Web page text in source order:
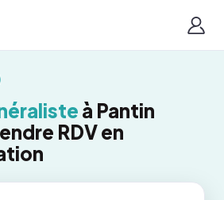
à Pantin
RDV en